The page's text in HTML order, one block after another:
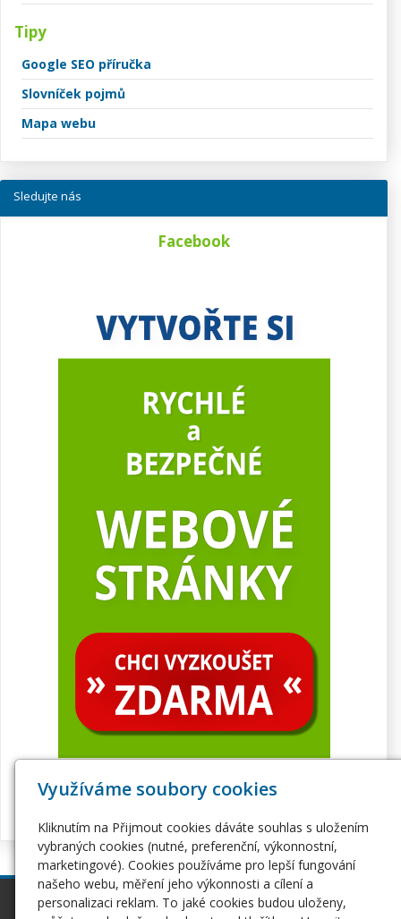
Tipy
Google SEO příručka
Slovníček pojmů
Mapa webu
Sledujte nás
Facebook
inPage Webhosting
Využíváme soubory cookies
Kliknutím na Přijmout cookies dáváte souhlas s uložením
vybraných cookies (nutné, preferenční, výkonnostní,
marketingové). Cookies používáme pro lepší fungování
našeho webu, měření jeho výkonnosti a cílení a
personalizaci reklam. To jaké cookies budou uloženy,